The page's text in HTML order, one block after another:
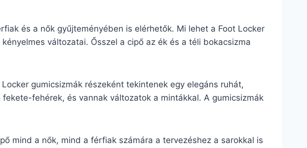
és a nők gyűjteményében is elérhetők. Mi lehet a Foot Locker
változatai. Ősszel a cipő az ék és a téli bokacsizma
gumicsizmák részeként tekintenek egy elegáns ruhát,
fehérek, és vannak változatok a mintákkal. A gumicsizmák
mind a nők, mind a férfiak számára a tervezéshez a sarokkal is